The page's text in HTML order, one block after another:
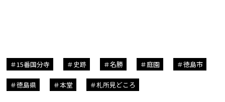
15番国分寺 史跡 名勝 庭園 徳島市
徳島県 本堂 札所見どころ